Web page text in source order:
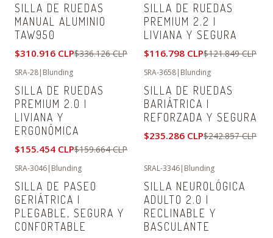
SILLA DE RUEDAS
MANUAL ALUMINIO
TAW950
$310.916 CLP$336.126 CLP
No disponible
SILLA DE RUEDAS
PREMIUM 2.2 |
LIVIANA Y SEGURA
$116.798 CLP$121.849 CLP
SRA-28| Blunding
SILLA DE RUEDAS
PREMIUM 2.0 |
LIVIANA Y
ERGONÓMICA
$155.454 CLP$159.664 CLP
SRA-3658| Blunding
SILLA DE RUEDAS
BARIÁTRICA |
REFORZADA Y SEGURA
$235.286 CLP$242.857 CLP
SRA-3046| Blunding
SILLA DE PASEO
GERIÁTRICA |
PLEGABLE, SEGURA Y
CONFORTABLE
SRAL-3346| Blunding
SILLA NEUROLÓGICA
ADULTO 2.0 |
RECLINABLE Y
BASCULANTE